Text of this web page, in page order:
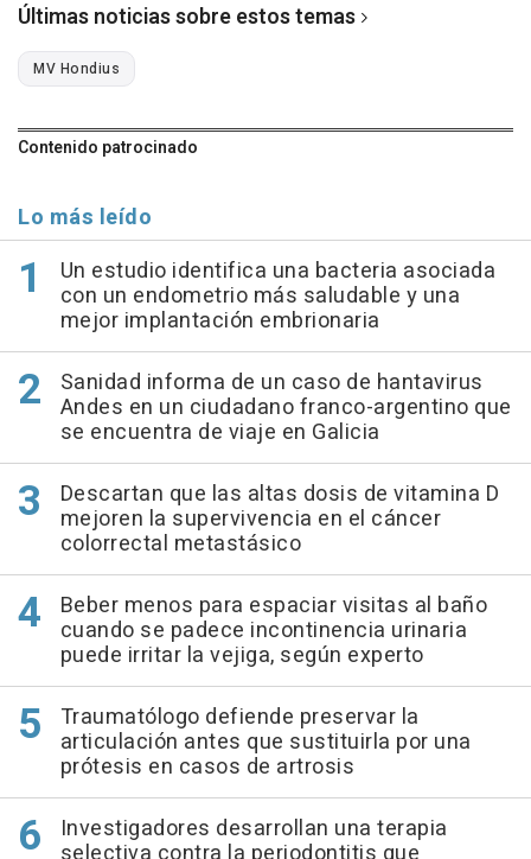
Últimas noticias sobre estos temas
MV Hondius
Contenido patrocinado
Lo más leído
Un estudio identifica una bacteria asociada
con un endometrio más saludable y una
mejor implantación embrionaria
Sanidad informa de un caso de hantavirus
Andes en un ciudadano franco-argentino que
se encuentra de viaje en Galicia
Descartan que las altas dosis de vitamina D
mejoren la supervivencia en el cáncer
colorrectal metastásico
Beber menos para espaciar visitas al baño
cuando se padece incontinencia urinaria
puede irritar la vejiga, según experto
Traumatólogo defiende preservar la
articulación antes que sustituirla por una
prótesis en casos de artrosis
Investigadores desarrollan una terapia